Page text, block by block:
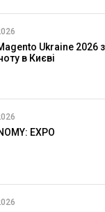
Ukraine 2026
в Києві
EXPO